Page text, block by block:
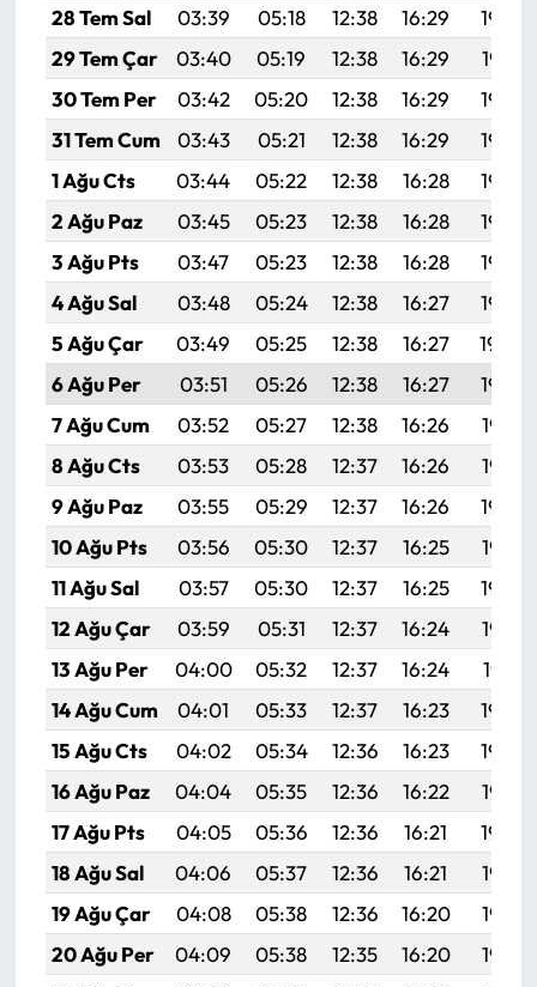
28 Tem Sal
03:39 05:18 12:38 16:29
19:48
29 Tem Çar
03:40 05:19 12:38 16:29
19:47
30 Tem Per
03:42 05:20 12:38 16:29
19:46
31 Tem Cum
03:43 05:21 12:38 16:29
19:46
1 Ağu Cts
03:44 05:22 12:38 16:28
19:45
2 Ağu Paz
03:45 05:23 12:38 16:28
19:44
3 Ağu Pts
03:47 05:23 12:38 16:28
19:43
4 Ağu Sal
03:48 05:24 12:38 16:27
19:42
5 Ağu Çar
03:49 05:25 12:38 16:27
19:40
6 Ağu Per
03:51 05:26 12:38 16:27
19:39
7 Ağu Cum
03:52 05:27 12:38 16:26
19:38
8 Ağu Cts
03:53 05:28 12:37 16:26
19:37
9 Ağu Paz
03:55 05:29 12:37 16:26
19:36
10 Ağu Pts
03:56 05:30 12:37 16:25
19:35
11 Ağu Sal
03:57 05:30 12:37 16:25
19:34
12 Ağu Çar
03:59 05:31 12:37 16:24
19:32
13 Ağu Per
04:00 05:32 12:37 16:24
19:31
14 Ağu Cum
04:01 05:33 12:37 16:23
19:30
15 Ağu Cts
04:02 05:34 12:36 16:23
19:29
16 Ağu Paz
04:04 05:35 12:36 16:22
19:27
17 Ağu Pts
04:05 05:36 12:36 16:21
19:26
18 Ağu Sal
04:06 05:37 12:36 16:21
19:25
19 Ağu Çar
04:08 05:38 12:36 16:20
19:23
20 Ağu Per
04:09 05:38 12:35 16:20
19:22
Spor
Sungurlu Haberleri
Turizm
Uğurludağ Haberleri
Yaşam
Yayla Haber
Yemek Tarifleri
Yerel Haberler